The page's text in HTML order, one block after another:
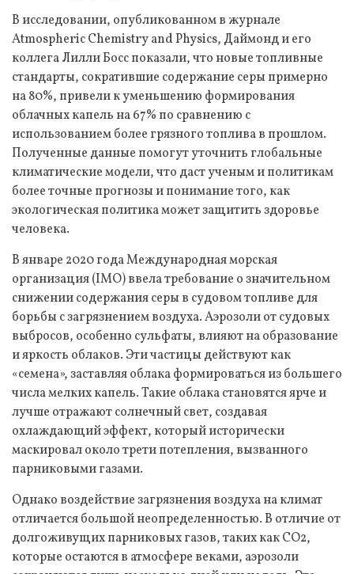
В исследовании, опубликованном в журнале
Atmospheric Chemistry and Physics, Даймонд и его
коллега Лилли Босс показали, что новые топливные
стандарты, сократившие содержание серы примерно
на 80%, привели к уменьшению формирования
облачных капель на 67% по сравнению с
использованием более грязного топлива в прошлом.
Полученные данные помогут уточнить глобальные
климатические модели, что даст ученым и политикам
более точные прогнозы и понимание того, как
экологическая политика может защитить здоровье
человека.
В январе 2020 года Международная морская
организация (IMO) ввела требование о значительном
снижении содержания серы в судовом топливе для
борьбы с загрязнением воздуха. Аэрозоли от судовых
выбросов, особенно сульфаты, влияют на образование
и яркость облаков. Эти частицы действуют как
«семена», заставляя облака формироваться из большего
числа мелких капель. Такие облака становятся ярче и
лучше отражают солнечный свет, создавая
охлаждающий эффект, который исторически
маскировал около трети потепления, вызванного
парниковыми газами.
Однако воздействие загрязнения воздуха на климат
отличается большой неопределенностью. В отличие от
долгоживущих парниковых газов, таких как CO2,
которые остаются в атмосфере веками, аэрозоли